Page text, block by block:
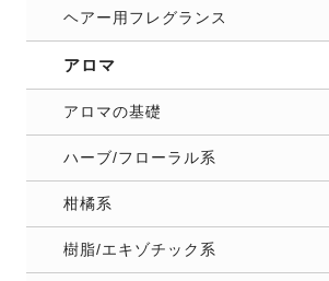
ヘアー用フレグランス
アロマ
アロマの基礎
ハーブ/フローラル系
柑橘系
樹脂/エキゾチック系